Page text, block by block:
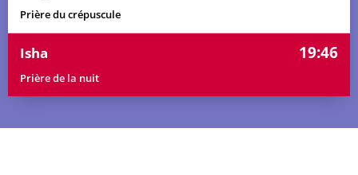
Prière du crépuscule
Isha 19:46
Prière de la nuit